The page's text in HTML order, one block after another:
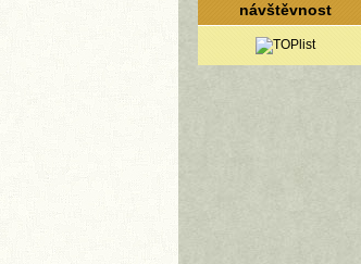
návštěvnost